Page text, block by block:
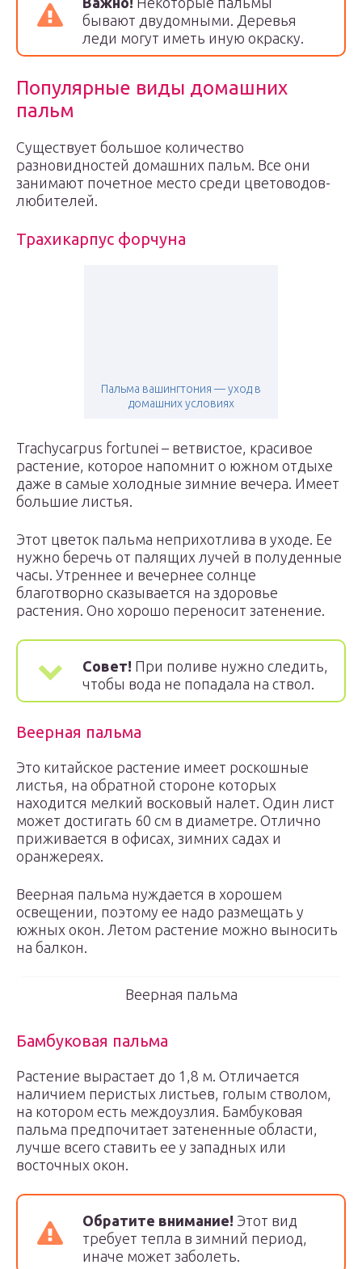
бывают двудомными. Деревья
леди могут иметь иную окраску.
Популярные виды домашних
пальм
Существует большое количество
разновидностей домашних пальм. Все они
занимают почетное место среди цветоводов-
любителей.
Трахикарпус форчуна
Пальма вашингтония — уход в
домашних условиях
Trachycarpus fortunei – ветвистое, красивое
растение, которое напомнит о южном отдыхе
даже в самые холодные зимние вечера. Имеет
большие листья.
Этот цветок пальма неприхотлива в уходе. Ее
нужно беречь от палящих лучей в полуденные
часы. Утреннее и вечернее солнце
благотворно сказывается на здоровье
растения. Оно хорошо переносит затенение.
Совет! При поливе нужно следить,
чтобы вода не попадала на ствол.
Веерная пальма
Это китайское растение имеет роскошные
листья, на обратной стороне которых
находится мелкий восковый налет. Один лист
может достигать 60 см в диаметре. Отлично
приживается в офисах, зимних садах и
оранжереях.
Веерная пальма нуждается в хорошем
освещении, поэтому ее надо размещать у
южных окон. Летом растение можно выносить
на балкон.
Веерная пальма
Бамбуковая пальма
Растение вырастает до 1,8 м. Отличается
наличием перистых листьев, голым стволом,
на котором есть междоузлия. Бамбуковая
пальма предпочитает затененные области,
лучше всего ставить ее у западных или
восточных окон.
Обратите внимание! Этот вид
требует тепла в зимний период,
иначе может заболеть.